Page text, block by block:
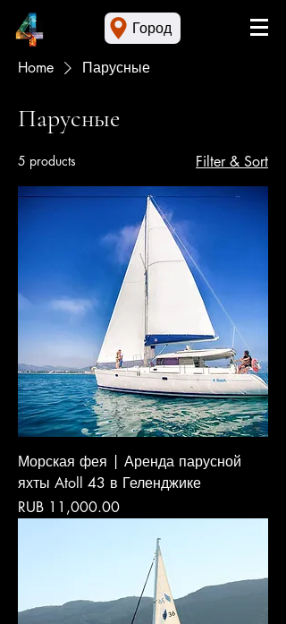
Город
Home Парусные
Парусные
5 products Filter & Sort
Морская фея | Аренда парусной
яхты Atoll 43 в Геленджике
Price
RUB 11,000.00